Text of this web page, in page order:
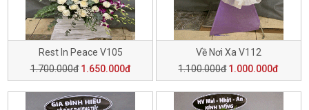
Rest In Peace V105
1.700.000đ 1.650.000đ
Về Nơi Xa V112
1.100.000đ 1.000.000đ